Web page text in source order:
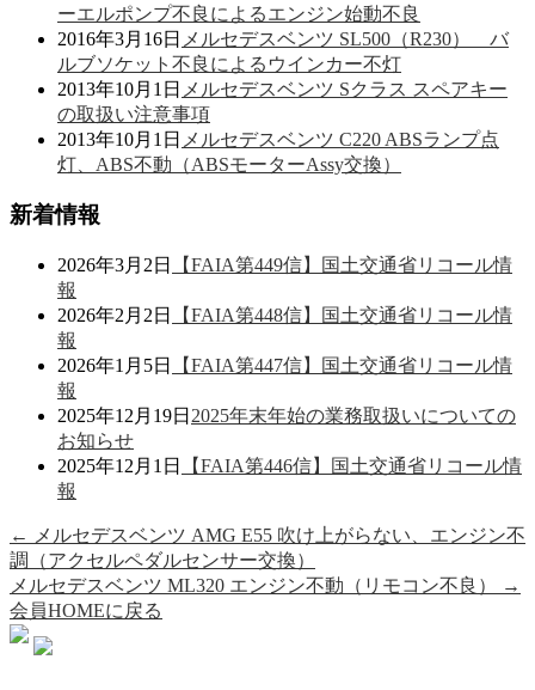
ーエルポンプ不良によるエンジン始動不良
2016年3月16日 メルセデスベンツ SL500（R230） バ
ルブソケット不良によるウインカー不灯
2013年10月1日 メルセデスベンツ Sクラス スペアキー
の取扱い注意事項
2013年10月1日 メルセデスベンツ C220 ABSランプ点
灯、ABS不動（ABSモーターAssy交換）
新着情報
2026年3月2日
【FAIA第449信】国土交通省リコール情
報
2026年2月2日
【FAIA第448信】国土交通省リコール情
報
2026年1月5日
【FAIA第447信】国土交通省リコール情
報
2025年12月19日 2025年末年始の業務取扱いについての
お知らせ
2025年12月1日
【FAIA第446信】国土交通省リコール情
報
←
メルセデスベンツ AMG E55 吹け上がらない、エンジン不
調（アクセルペダルセンサー交換）
メルセデスベンツ ML320 エンジン不動（リモコン不良）
→
会員HOMEに戻る